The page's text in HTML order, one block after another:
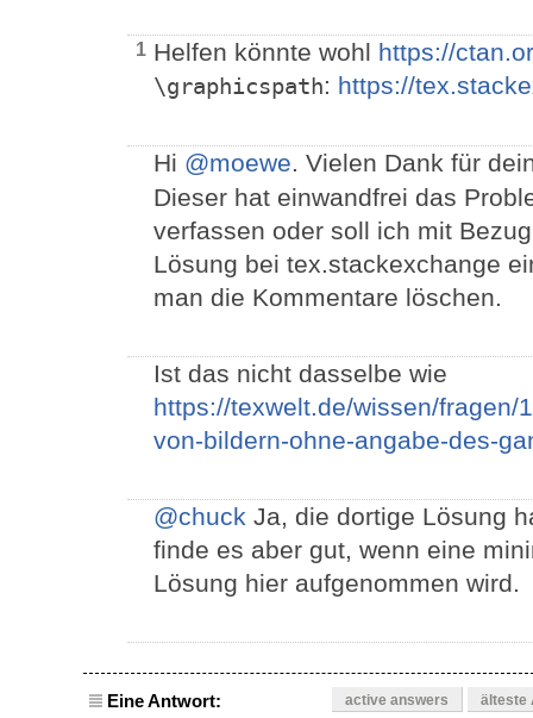
1 Helfen könnte wohl https://
\graphicspath: https://
Hi @moewe. Vielen Dank für
Dieser hat einwandfrei das
verfassen oder soll ich mit
Lösung bei tex.stackexchange
man die Kommentare löschen.
Ist das nicht dasselbe wie
https://texwelt.de/wissen/
von-bildern-ohne-angabe-des-
@chuck Ja, die dortige Lösung
finde es aber gut, wenn eine
Lösung hier aufgenommen wird.
Eine Antwort: active answers älteste